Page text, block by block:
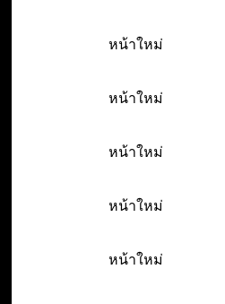
หน้าใหม่
หน้าใหม่
หน้าใหม่
หน้าใหม่
หน้าใหม่